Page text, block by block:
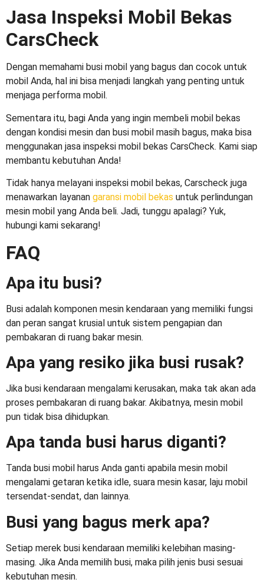
Jasa Inspeksi Mobil Bekas
CarsCheck
Dengan memahami busi mobil yang bagus dan cocok untuk
mobil Anda, hal ini bisa menjadi langkah yang penting untuk
menjaga performa mobil.
Sementara itu, bagi Anda yang ingin membeli mobil bekas
dengan kondisi mesin dan busi mobil masih bagus, maka bisa
menggunakan jasa inspeksi mobil bekas CarsCheck. Kami siap
membantu kebutuhan Anda!
Tidak hanya melayani inspeksi mobil bekas, Carscheck juga
menawarkan layanan garansi mobil bekas untuk perlindungan
mesin mobil yang Anda beli. Jadi, tunggu apalagi? Yuk,
hubungi kami sekarang!
FAQ
Apa itu busi?
Busi adalah komponen mesin kendaraan yang memiliki fungsi
dan peran sangat krusial untuk sistem pengapian dan
pembakaran di ruang bakar mesin.
Apa yang resiko jika busi rusak?
Jika busi kendaraan mengalami kerusakan, maka tak akan ada
proses pembakaran di ruang bakar. Akibatnya, mesin mobil
pun tidak bisa dihidupkan.
Apa tanda busi harus diganti?
Tanda busi mobil harus Anda ganti apabila mesin mobil
mengalami getaran ketika idle, suara mesin kasar, laju mobil
tersendat-sendat, dan lainnya.
Busi yang bagus merk apa?
Setiap merek busi kendaraan memiliki kelebihan masing-
masing. Jika Anda memilih busi, maka pilih jenis busi sesuai
kebutuhan mesin.